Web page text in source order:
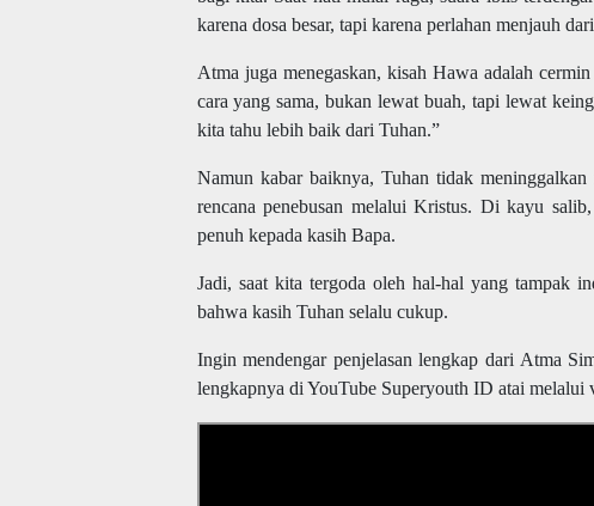
karena dosa besar, tapi karena perlahan menjauh
Atma juga menegaskan, kisah Hawa adalah
cara yang sama, bukan lewat buah, tapi lewat
kita tahu lebih baik dari Tuhan.”
Namun kabar baiknya, Tuhan tidak
rencana penebusan melalui Kristus. Di kayu
penuh kepada kasih Bapa.
Jadi, saat kita tergoda oleh hal-hal yang tampak
bahwa kasih Tuhan selalu cukup.
Ingin mendengar penjelasan lengkap dari Atma
lengkapnya di YouTube Superyouth ID atai melalui